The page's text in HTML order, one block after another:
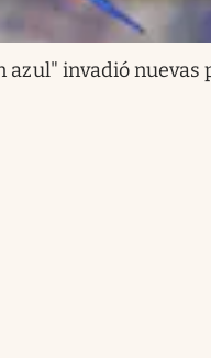
invadió